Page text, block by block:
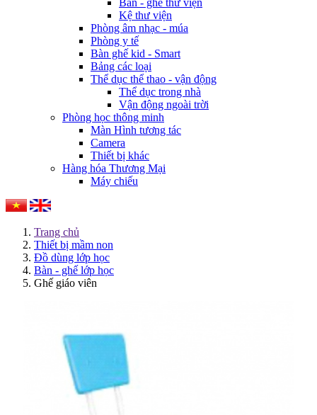
Bàn - ghế thư viện
Kệ thư viện
Phòng âm nhạc - múa
Phòng y tế
Bàn ghế kid - Smart
Bảng các loại
Thể dục thể thao - vận động
Thể dục trong nhà
Vận động ngoài trời
Phòng học thông minh
Màn Hình tương tác
Camera
Thiết bị khác
Hàng hóa Thương Mại
Máy chiếu
Trang chủ
Thiết bị mầm non
Đồ dùng lớp học
Bàn - ghế lớp học
Ghế giáo viên